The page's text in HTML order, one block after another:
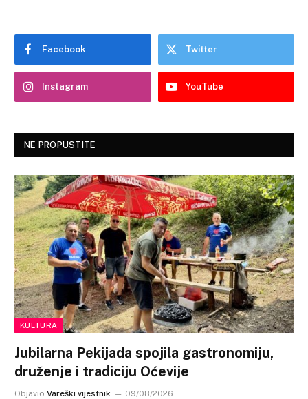
Facebook Twitter
Instagram YouTube
NE PROPUSTITE
KULTURA
Jubilarna Pekijada spojila gastronomiju,
druženje i tradiciju Oćevije
Objavio Vareški vijestnik 09/08/2026